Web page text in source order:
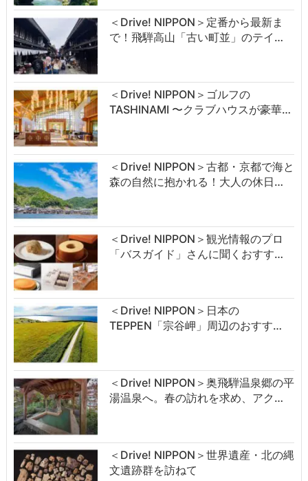
＜Drive! NIPPON＞定番から最新ま
で！飛騨高山「古い町並」のテイ…
＜Drive! NIPPON＞ゴルフの
TASHINAMI 〜クラブハウスが豪華…
＜Drive! NIPPON＞古都・京都で海と
森の自然に抱かれる！大人の休日…
＜Drive! NIPPON＞観光情報のプロ
「バスガイド」さんに聞くおすす…
＜Drive! NIPPON＞日本の
TEPPEN「宗谷岬」周辺のおすす…
＜Drive! NIPPON＞奥飛騨温泉郷の平
湯温泉へ。春の訪れを求め、アク…
＜Drive! NIPPON＞世界遺産・北の縄
文遺跡群を訪ねて